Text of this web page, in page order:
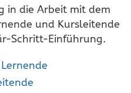
in die Arbeit mit dem
und Kursleitende
Schritt-Einführung.